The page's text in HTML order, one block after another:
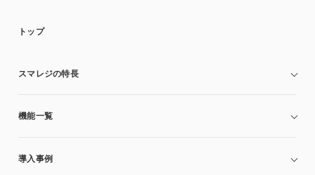
トップ
スマレジの特長
機能一覧
導入事例